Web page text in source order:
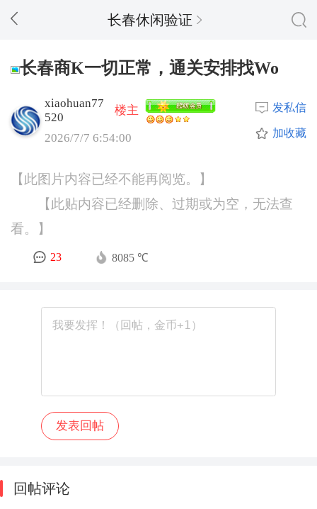
长春休闲验证
长春商K一切正常，通关安排找Wo
xiaohuan77
520
楼主
2026/7/7 6:54:00
发私信
加收藏
【此图片内容已经不能再阅览。】
【此贴内容已经删除、过期或为空，无法查
看。】
23 8085 ℃
回帖评论